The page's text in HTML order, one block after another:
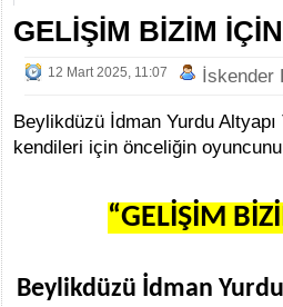
GELİŞİM BİZİM
12 Mart 2025, 11:07 İskender
Beylikdüzü İdman Yurdu
kendileri için önceliğin
“GELİŞİM
Beylikdüzü İdman